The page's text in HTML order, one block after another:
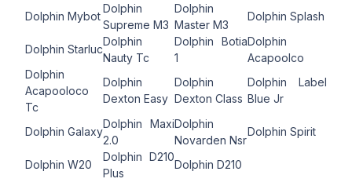
Dolphin Mybot
Dolphin
Supreme M3
Dolphin
Master M3
Dolphin Splash
Dolphin Starluc
Dolphin
Nauty Tc
Dolphin Botia
1
Dolphin
Acapoolco
Dolphin
Acapooloco
Tc
Dolphin
Dexton Easy
Dolphin
Dexton Class
Dolphin Label
Blue Jr
Dolphin Galaxy
Dolphin Maxi
2.0
Dolphin
Novarden Nsr
Dolphin Spirit
Dolphin W20
Dolphin D210
Plus
Dolphin D210